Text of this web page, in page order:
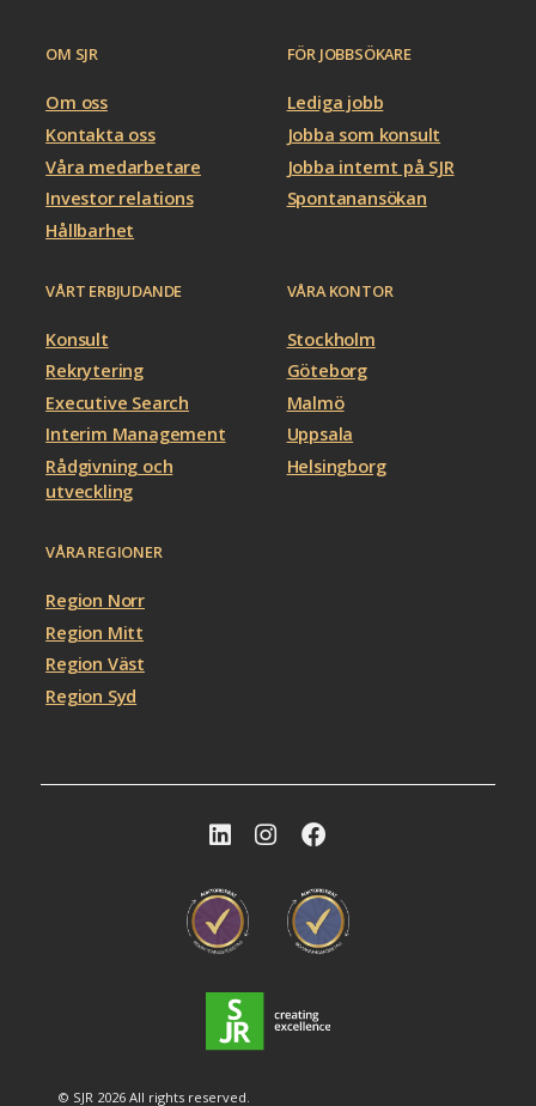
OM SJR
Om oss
Kontakta oss
Våra medarbetare
Investor relations
Hållbarhet
FÖR JOBBSÖKARE
Lediga jobb
Jobba som konsult
Jobba internt på SJR
Spontanansökan
VÅRT ERBJUDANDE
Konsult
Rekrytering
Executive Search
Interim Management
Rådgivning och
utveckling
VÅRA KONTOR
Stockholm
Göteborg
Malmö
Uppsala
Helsingborg
VÅRA REGIONER
Region Norr
Region Mitt
Region Väst
Region Syd
© SJR 2026 All rights reserved.